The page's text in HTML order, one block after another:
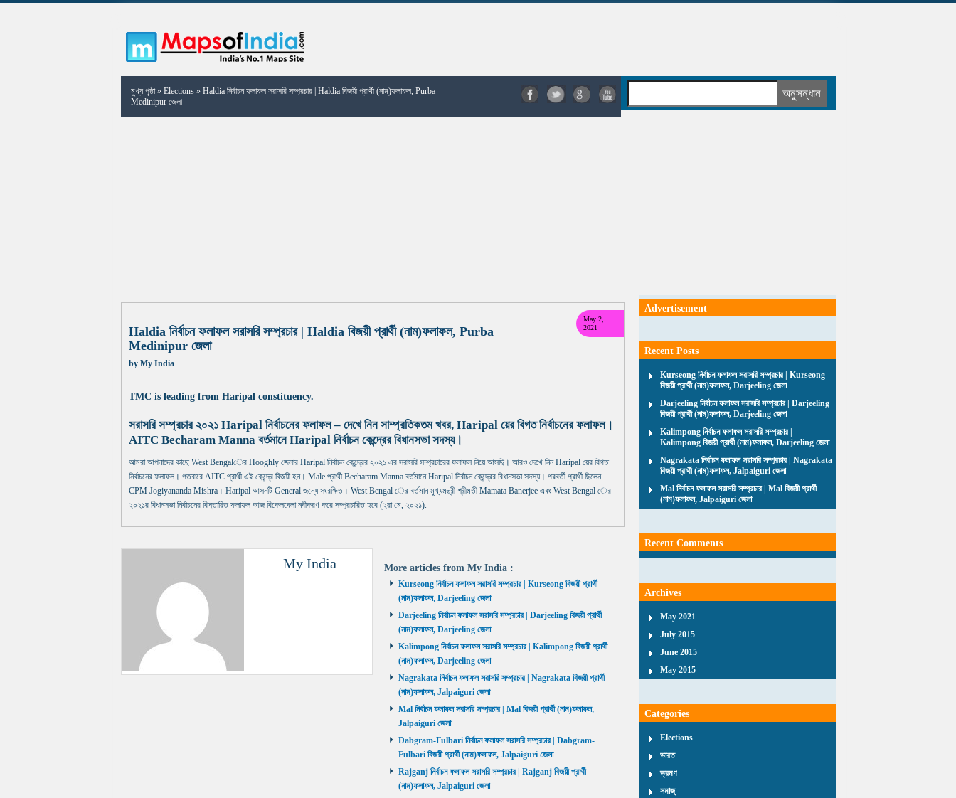
মুখ্য পৃষ্ঠা» Elections» Haldia নির্বাচন ফলাফল সরাসরি সম্প্রচার | Haldia বিজয়ী প্রার্থী (নাম)ফলাফল, Purba
Medinipur জেলা
Haldia নির্বাচন ফলাফল সরাসরি সম্প্রচার | Haldia বিজয়ী প্রার্থী (নাম)ফলাফল, Purba
Medinipur জেলা
May 2,
2021
by My India
TMC is leading from Haripal constituency.
সরাসরি সম্প্রচার ২০২১ Haripal নির্বাচনের ফলাফল – দেখে নিন সাম্প্রতিকতম খবর, Haripal য়ের বিগত নির্বাচনের ফলাফল।
AITC Becharam Manna বর্তমানে Haripal নির্বাচন কেন্দ্রের বিধানসভা সদস্য।
আমরা আপনাদের কাছে West Bengalের Hooghly জেলার Haripal নির্বাচন কেন্দ্রের ২০২১ এর সরাসরি সম্প্রচারের ফলাফল নিয়ে আসছি। আরও দেখে নিন Haripal য়ের বিগত
নির্বাচনের ফলাফল। গতবারে AITC প্রার্থী এই কেন্দ্রে বিজয়ী হন। Male প্রার্থী Becharam Manna বর্তমানে Haripal নির্বাচন কেন্দ্রের বিধানসভা সদস্য। পরবর্তী প্রার্থী ছিলেন
CPM Jogiyananda Mishra। Haripal আসনটি General জন্যে সংরক্ষিত। West Bengal ের বর্তমান মুখ্যমন্ত্রী শ্রীমতী Mamata Banerjee এবং West Bengal ের
২০২১র বিধানসভা নির্বাচনের বিস্তারিত ফলাফল আজ বিকেলবেলা নবীকরণ করে সম্প্রচারিত হবে (২রা মে, ২০২১).
My India More articles from My India:
Kurseong নির্বাচন ফলাফল সরাসরি সম্প্রচার | Kurseong বিজয়ী প্রার্থী
(নাম)ফলাফল, Darjeeling জেলা
Darjeeling নির্বাচন ফলাফল সরাসরি সম্প্রচার | Darjeeling বিজয়ী প্রার্থী
(নাম)ফলাফল, Darjeeling জেলা
Kalimpong নির্বাচন ফলাফল সরাসরি সম্প্রচার | Kalimpong বিজয়ী প্রার্থী
(নাম)ফলাফল, Darjeeling জেলা
Nagrakata নির্বাচন ফলাফল সরাসরি সম্প্রচার | Nagrakata বিজয়ী প্রার্থী
(নাম)ফলাফল, Jalpaiguri জেলা
Mal নির্বাচন ফলাফল সরাসরি সম্প্রচার | Mal বিজয়ী প্রার্থী (নাম)ফলাফল,
Jalpaiguri জেলা
Dabgram-Fulbari নির্বাচন ফলাফল সরাসরি সম্প্রচার | Dabgram-
Fulbari বিজয়ী প্রার্থী (নাম)ফলাফল, Jalpaiguri জেলা
Rajganj নির্বাচন ফলাফল সরাসরি সম্প্রচার | Rajganj বিজয়ী প্রার্থী
(নাম)ফলাফল, Jalpaiguri জেলা
Advertisement
Recent Posts
Kurseong নির্বাচন ফলাফল সরাসরি সম্প্রচার | Kurseong
বিজয়ী প্রার্থী (নাম)ফলাফল, Darjeeling জেলা
Darjeeling নির্বাচন ফলাফল সরাসরি সম্প্রচার | Darjeeling
বিজয়ী প্রার্থী (নাম)ফলাফল, Darjeeling জেলা
Kalimpong নির্বাচন ফলাফল সরাসরি সম্প্রচার |
Kalimpong বিজয়ী প্রার্থী (নাম)ফলাফল, Darjeeling জেলা
Nagrakata নির্বাচন ফলাফল সরাসরি সম্প্রচার | Nagrakata
বিজয়ী প্রার্থী (নাম)ফলাফল, Jalpaiguri জেলা
Mal নির্বাচন ফলাফল সরাসরি সম্প্রচার | Mal বিজয়ী প্রার্থী
(নাম)ফলাফল, Jalpaiguri জেলা
Recent Comments
Archives
May 2021
July 2015
June 2015
May 2015
Categories
Elections
ভারত
ভ্রমণ
সমাজ্